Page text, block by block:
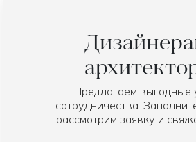
Предлагаем выгодные
сотрудничества.
рассмотрим заявку и